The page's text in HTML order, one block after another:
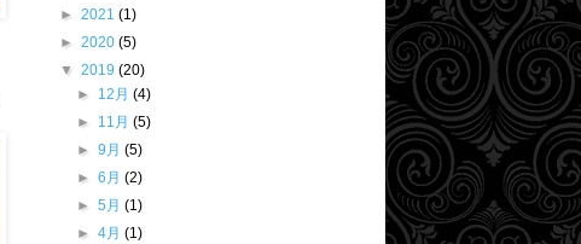
► 2021 (1)
► 2020 (5)
▼ 2019 (20)
► 12月(4)
► 11月(5)
►9月(5)
►6月(2)
►5月(1)
►4月(1)